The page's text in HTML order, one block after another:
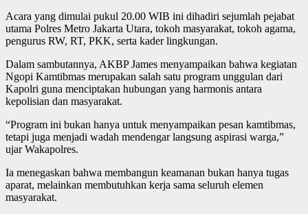
Acara yang dimulai pukul 20.00 WIB ini dihadiri sejumlah pejabat
utama Polres Metro Jakarta Utara, tokoh masyarakat, tokoh agama,
pengurus RW, RT, PKK, serta kader lingkungan.
Dalam sambutannya, AKBP James menyampaikan bahwa kegiatan
Ngopi Kamtibmas merupakan salah satu program unggulan dari
Kapolri guna menciptakan hubungan yang harmonis antara
kepolisian dan masyarakat.
“Program ini bukan hanya untuk menyampaikan pesan kamtibmas,
tetapi juga menjadi wadah mendengar langsung aspirasi warga,”
ujar Wakapolres.
Ia menegaskan bahwa membangun keamanan bukan hanya tugas
aparat, melainkan membutuhkan kerja sama seluruh elemen
masyarakat.